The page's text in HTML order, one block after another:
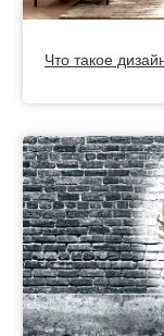
Что такое